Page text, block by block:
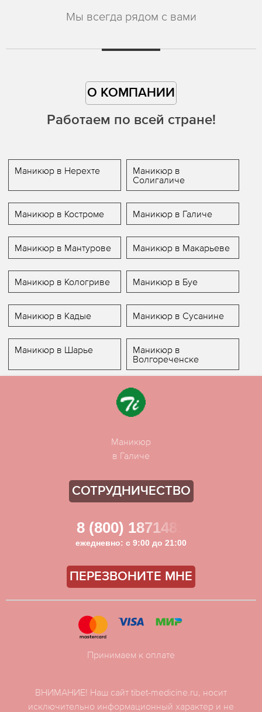
Мы всегда рядом с вами
О КОМПАНИИ
Работаем по всей стране!
Маникюр в Нерехте
Маникюр в
Солигаличе
Маникюр в Костроме Маникюр в Галиче
Маникюр в Мантурове Маникюр в Макарьеве
Маникюр в Кологриве Маникюр в Буе
Маникюр в Кадые Маникюр в Сусанине
Маникюр в Шарье
Маникюр в
Волгореченске
Маникюр
в Галиче
СОТРУДНИЧЕСТВО
8 (800) 1871481
ежедневно: с 9:00 до 21:00
ПЕРЕЗВОНИТЕ МНЕ
ВНИМАНИЕ! Наш сайт tibet-medicine.ru, носит
исключительно информационный характер и не
Принимаем к оплате